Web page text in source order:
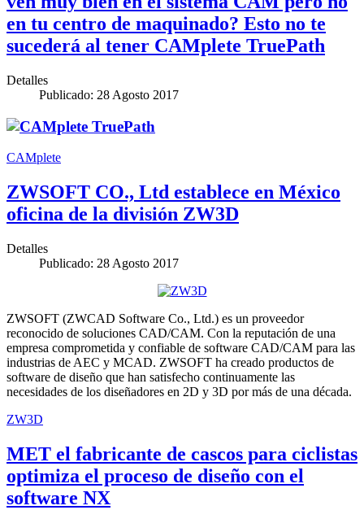
en tu centro de maquinado? Esto no te
sucederá al tener CAMplete TruePath
Detalles
Publicado: 28 Agosto 2017
CAMplete
ZWSOFT CO., Ltd establece en México
oficina de la división ZW3D
Detalles
Publicado: 28 Agosto 2017
ZWSOFT (ZWCAD Software Co., Ltd.) es un proveedor
reconocido de soluciones CAD/CAM. Con la reputación de una
empresa comprometida y confiable de software CAD/CAM para las
industrias de AEC y MCAD. ZWSOFT ha creado productos de
software de diseño que han satisfecho continuamente las
necesidades de los diseñadores en 2D y 3D por más de una década.
ZW3D
MET el fabricante de cascos para ciclistas
optimiza el proceso de diseño con el
software NX